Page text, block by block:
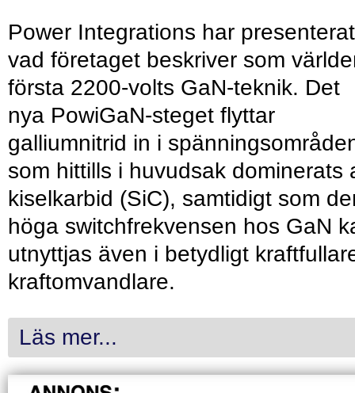
Power Integrations har presenterat
vad företaget beskriver som
första 2200-volts GaN-teknik. Det
nya PowiGaN-steget flyttar
galliumnitrid in i
som hittills i huvudsak dominerats
kiselkarbid (SiC), samtidigt som
höga switchfrekvensen hos GaN
utnyttjas även i betydligt
kraftomvandlare.
Läs mer...